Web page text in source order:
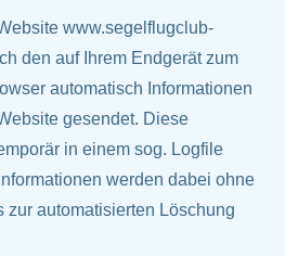
www.segelflugclub-
den auf Ihrem Endgerät zum
automatisch Informationen
gesendet. Diese
in einem sog. Logfile
werden dabei ohne
zur automatisierten Löschung